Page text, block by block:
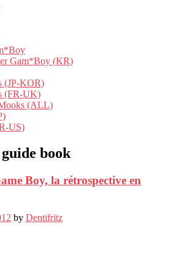
Gam*Boy (KR)
(JP-KOR)
(FR-UK)
(ALL)
US)
guide book
Boy, la rétrospective en
by Dentifritz